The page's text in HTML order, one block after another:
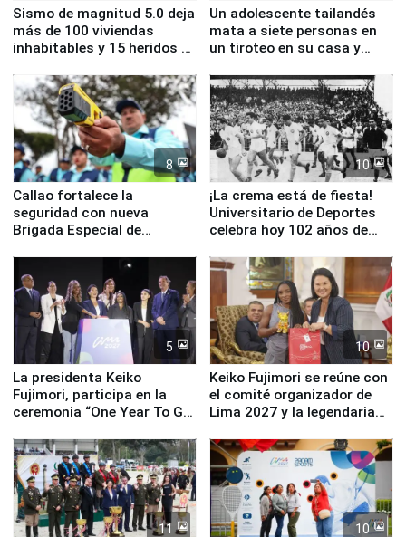
Sismo de magnitud 5.0 deja
más de 100 viviendas
inhabitables y 15 heridos en
Un adolescente tailandés
mata a siete personas en
un tiroteo en su casa y
8
Callao fortalece la
seguridad con nueva
Brigada Especial de
equipamiento para
Serenazgo
10
¡La crema está de fiesta!
Universitario de Deportes
celebra hoy 102 años de
5
La presidenta Keiko
Fujimori, participa en la
ceremonia “One Year To Go
10
Keiko Fujimori se reúne con
el comité organizador de
Lima 2027 y la legendaria
11 10